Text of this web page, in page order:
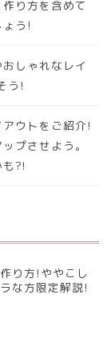
り方を含めて
う!
しゃれなレイ
う!
ウトをご紹介!
プさせよう。
?!
り方!ややこし
な方限定解説!